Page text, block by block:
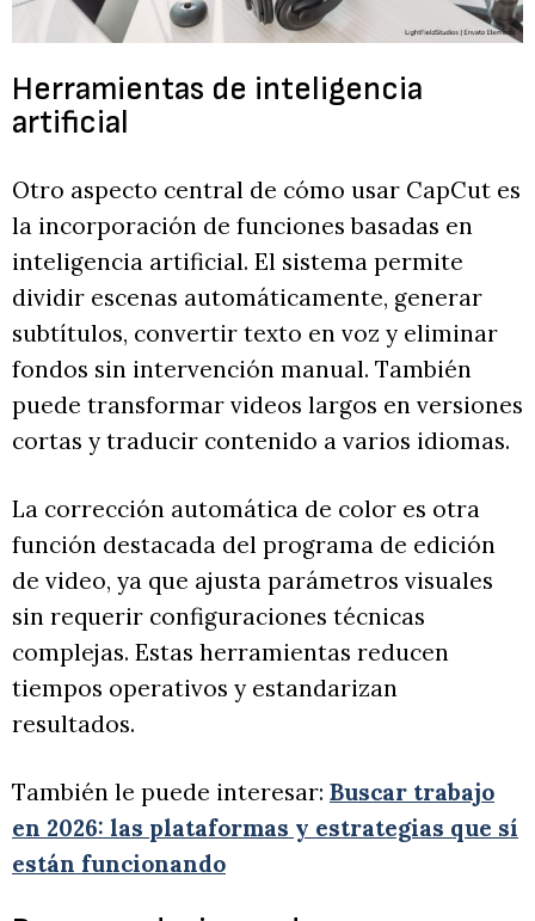
Herramientas de inteligencia
artificial
Otro aspecto central de cómo usar CapCut es
la incorporación de funciones basadas en
inteligencia artificial. El sistema permite
dividir escenas automáticamente, generar
subtítulos, convertir texto en voz y eliminar
fondos sin intervención manual. También
puede transformar videos largos en versiones
cortas y traducir contenido a varios idiomas.
La corrección automática de color es otra
función destacada del programa de edición
de video, ya que ajusta parámetros visuales
sin requerir configuraciones técnicas
complejas. Estas herramientas reducen
tiempos operativos y estandarizan
resultados.
También le puede interesar: Buscar trabajo
en 2026: las plataformas y estrategias que sí
están funcionando